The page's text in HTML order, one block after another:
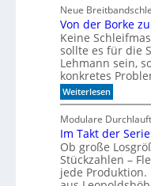
e
n
e
n
p
e
z
i
a
l
i
s
i
e
t
e
Neue
Von der Borke
Keine
sollte es für die
Lehmann sein,
konkretes
Weiterlesen:
V
o
n
d
e
r
B
o
Modulare
Im Takt der Serie
Ob große
Stückzahlen –
jede